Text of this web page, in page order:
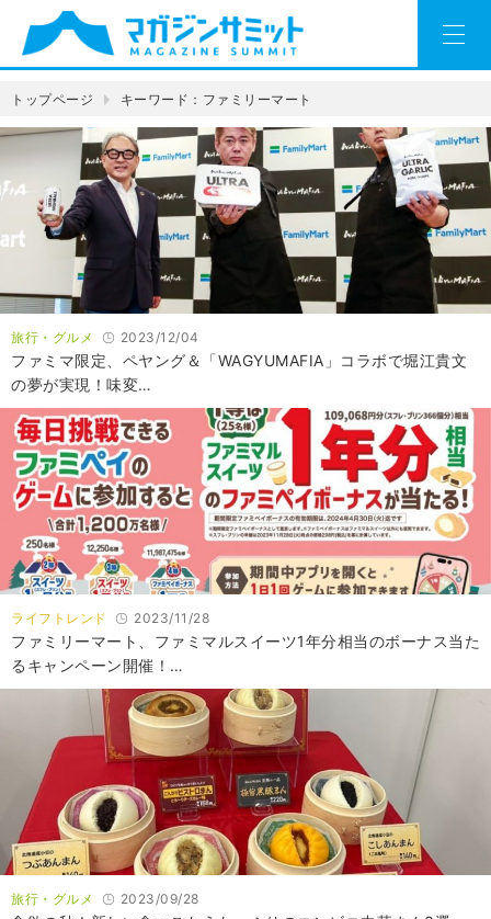
トップページ キーワード：ファミリーマート
旅行・グルメ 2023/12/04
ファミマ限定、ペヤング＆「WAGYUMAFIA」コラボで堀江貴文
の夢が実現！味変…
ライフトレンド 2023/11/28
ファミリーマート、ファミマルスイーツ1年分相当のボーナス当た
るキャンペーン開催！…
旅行・グルメ 2023/09/28